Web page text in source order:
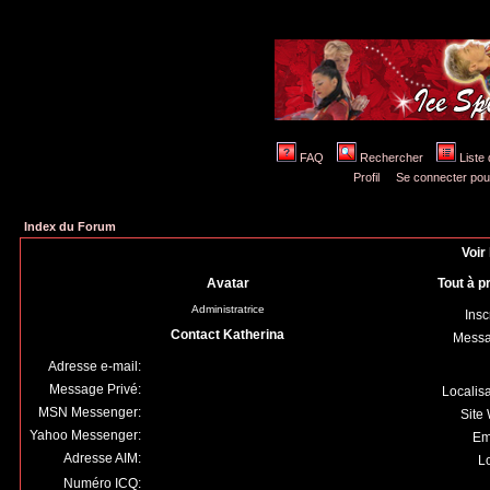
FAQ Rechercher
Liste
Profil
Se connecter
Index du Forum
Voir
Avatar
Tout à
Administratrice
Site
Contact Katherina
Adresse e-mail:
Message Privé:
MSN Messenger:
Yahoo Messenger:
Adresse AIM:
Numéro ICQ: